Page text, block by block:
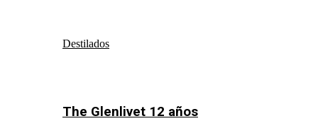
Destilados
The Glenlivet 12 años